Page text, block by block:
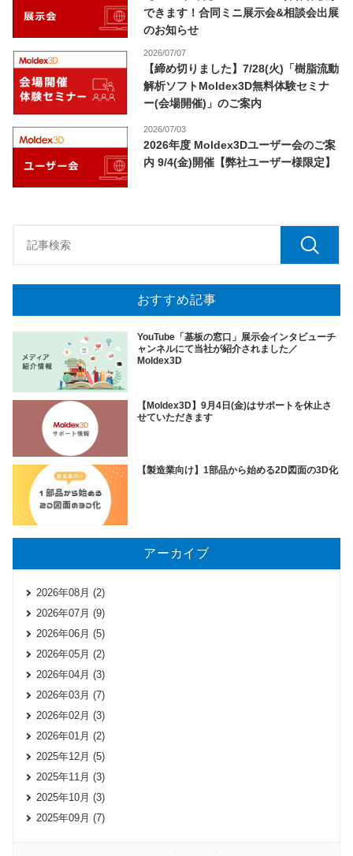
できます！合同ミニ展示会&相談会出展
のお知らせ
2026/07/07
【締め切りました】7/28(火)「樹脂流動
解析ソフトMoldex3D無料体験セミナ
ー(会場開催)」のご案内
2026/07/03
2026年度 Moldex3Dユーザー会のご案
内 9/4(金)開催【弊社ユーザー様限定】
おすすめ記事
YouTube「基板の窓口」展示会インタビューチ
ャンネルにて当社が紹介されました／
Moldex3D
【Moldex3D】9月4日(金)はサポートを休止さ
せていただきます
【製造業向け】1部品から始める2D図面の3D化
アーカイブ
2026年08月 (2)
2026年07月 (9)
2026年06月 (5)
2026年05月 (2)
2026年04月 (3)
2026年03月 (7)
2026年02月 (3)
2026年01月 (2)
2025年12月 (5)
2025年11月 (3)
2025年10月 (3)
2025年09月 (7)